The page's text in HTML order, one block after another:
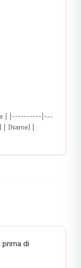
| |----------|---
|
di